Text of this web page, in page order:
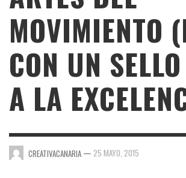
MOVIMIENTO
CON UN
A LA
CREATIVACANARIA — 25 MAYO, 2015